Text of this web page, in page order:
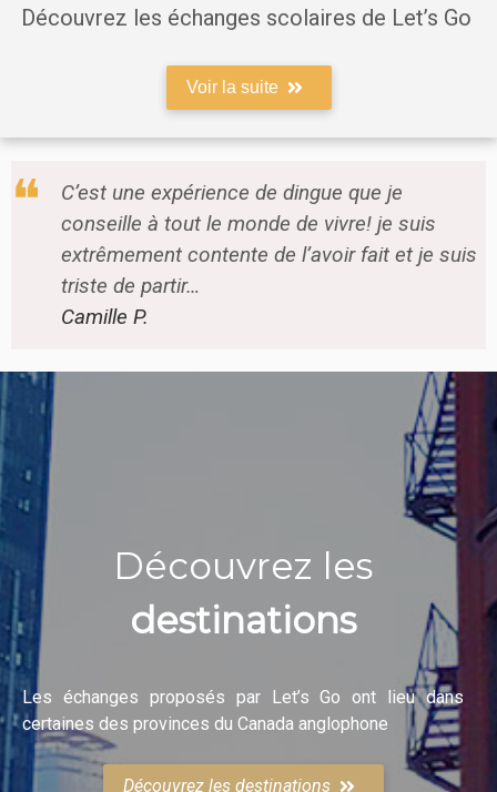
Découvrez les échanges scolaires de Let’s Go
Voir la suite
C’est une expérience de dingue que je
conseille à tout le monde de vivre! je suis
extrêmement contente de l’avoir fait et je suis
triste de partir…
Camille P.
Découvrez les
destinations
Les échanges proposés par Let’s Go ont lieu dans
certaines des provinces du Canada anglophone
Découvrez les destinations